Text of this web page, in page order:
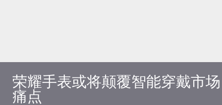
荣耀手表或将颠覆智能穿戴市
痛点